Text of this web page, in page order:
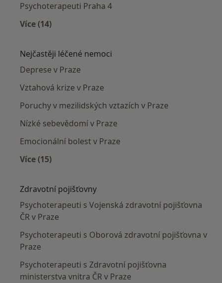
Psychoterapeuti Praha 4
Více (14)
Nejčastěji léčené nemoci
Deprese v Praze
Vztahová krize v Praze
Poruchy v mezilidských vztazích v Praze
Nízké sebevědomí v Praze
Emocionální bolest v Praze
Více (15)
Zdravotní pojišťovny
Psychoterapeuti s Vojenská zdravotní pojišťovna
ČR v Praze
Psychoterapeuti s Oborová zdravotní pojišťovna v
Praze
Psychoterapeuti s Zdravotní pojišťovna
ministerstva vnitra ČR v Praze